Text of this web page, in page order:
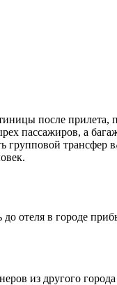
после
пассажиров, а
групповой
отеля в городе
из другого